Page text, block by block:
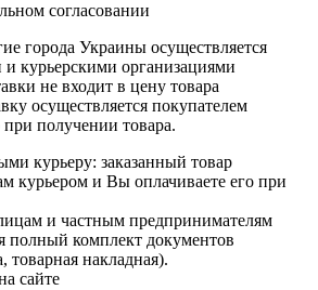
согласовании
города Украины осуществляется
курьерскими организациями
не входит в цену товара
осуществляется покупателем
при получении товара.
курьеру: заказанный товар
курьером и Вы оплачиваете его при
и частным предпринимателям
полный комплект документов
товарная накладная).
сайте